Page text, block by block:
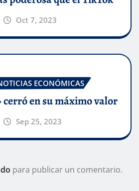
Oct 7, 2023
ECONÓMICAS
cerró en su máximo valor
Sep 25, 2023
para publicar un comentario.